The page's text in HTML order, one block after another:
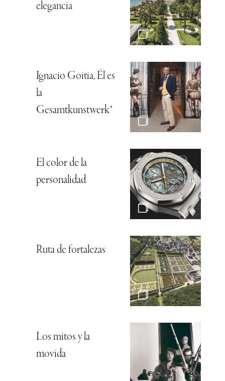
elegancia
Ignacio Goitia, Él es
la
Gesamtkunstwerk*
El color de la
personalidad
Ruta de fortalezas
Los mitos y la
movida